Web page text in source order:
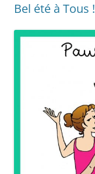
Bel été à Tous !